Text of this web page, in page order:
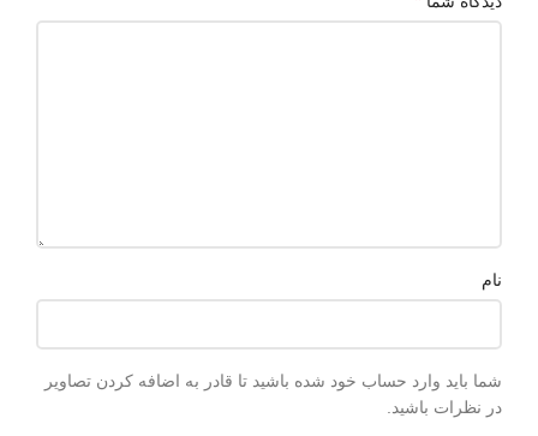
نام
شما باید وارد حساب خود شده باشید تا قادر به اضافه کردن تصاویر
در نظرات باشید.